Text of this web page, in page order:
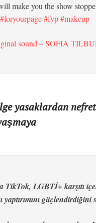
make you the show
#foryourpage#fyp#makeup
sound – SOFIA
yasaklardan
TikTok, LGBTİ+ karşıtı
yaptırımını güçlendirdiğini